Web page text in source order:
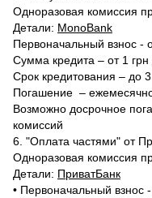
Одноразовая комиссия
Детали: MonoBank
Первоначальный взнос -
Сумма кредита – от 1 грн
Срок кредитования – до
Погашение –
Возможно досрочное
комиссий
6. "Оплата частями" от
Одноразовая комиссия
Детали: ПриватБанк
•‎ Первоначальный взнос